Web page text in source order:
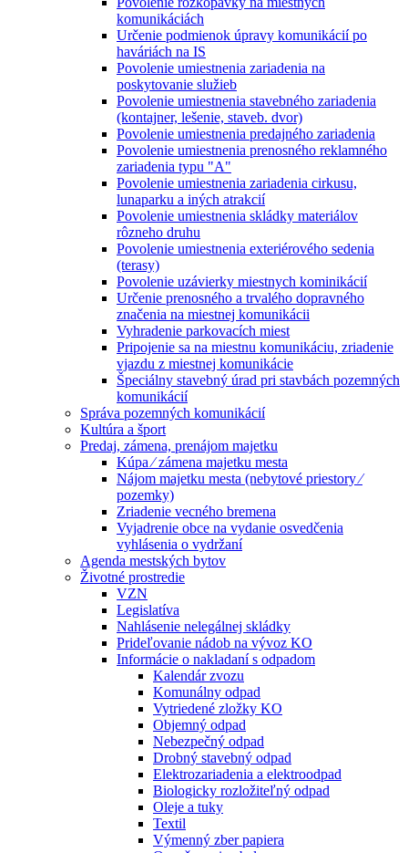
komunikáciách
Určenie podmienok úpravy komunikácií po
haváriách na IS
Povolenie umiestnenia zariadenia na
poskytovanie služieb
Povolenie umiestnenia stavebného zariadenia
(kontajner, lešenie, staveb. dvor)
Povolenie umiestnenia predajného zariadenia
Povolenie umiestnenia prenosného reklamného
zariadenia typu "A"
Povolenie umiestnenia zariadenia cirkusu,
lunaparku a iných atrakcií
Povolenie umiestnenia skládky materiálov
rôzneho druhu
Povolenie umiestnenia exteriérového sedenia
(terasy)
Povolenie uzávierky miestnych kominikácií
Určenie prenosného a trvalého dopravného
značenia na miestnej komunikácii
Vyhradenie parkovacích miest
Pripojenie sa na miestnu komunikáciu, zriadenie
vjazdu z miestnej komunikácie
Špeciálny stavebný úrad pri stavbách pozemných
komunikácií
Správa pozemných komunikácií
Kultúra a šport
Predaj, zámena, prenájom majetku
Kúpa ⁄ zámena majetku mesta
Nájom majetku mesta (nebytové priestory ⁄
pozemky)
Zriadenie vecného bremena
Vyjadrenie obce na vydanie osvedčenia
vyhlásenia o vydržaní
Agenda mestských bytov
Životné prostredie
VZN
Legislatíva
Nahlásenie nelegálnej skládky
Prideľovanie nádob na vývoz KO
Informácie o nakladaní s odpadom
Kalendár zvozu
Komunálny odpad
Vytriedené zložky KO
Objemný odpad
Nebezpečný odpad
Drobný stavebný odpad
Elektrozariadenia a elektroodpad
Biologicky rozložiteľný odpad
Oleje a tuky
Textil
Výmenný zber papiera